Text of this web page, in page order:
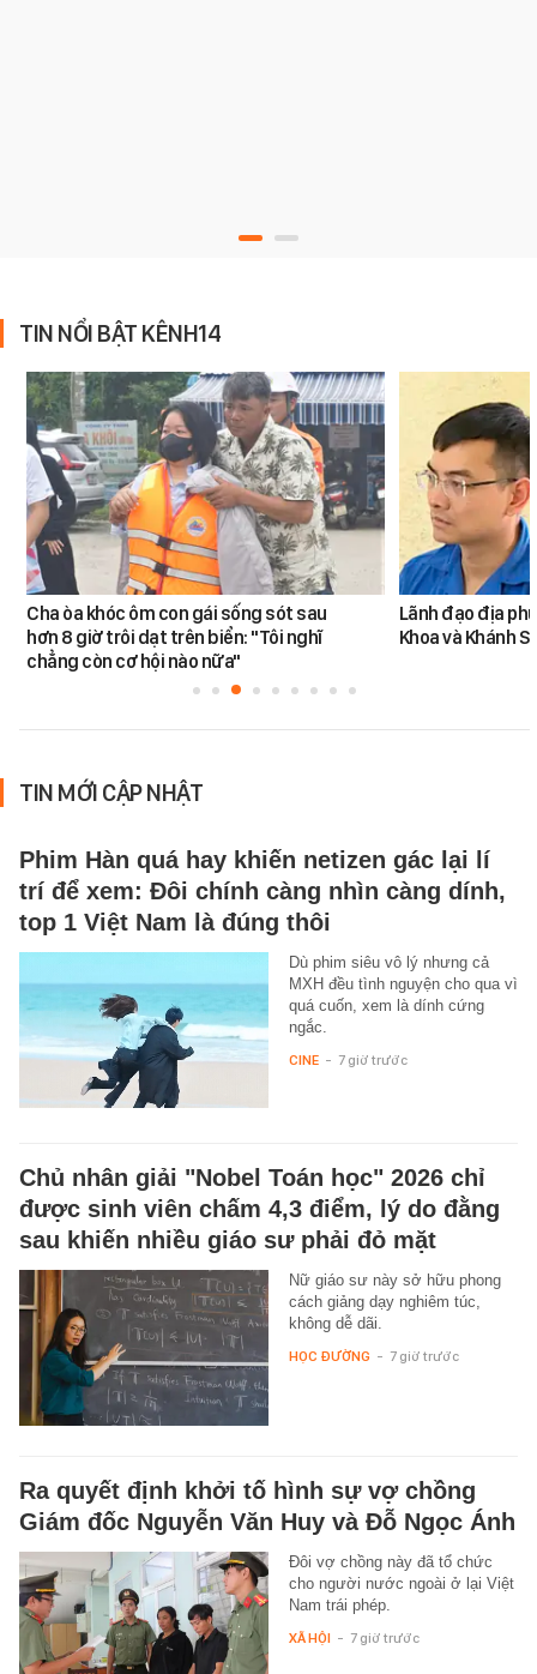
TIN NỔI BẬT KÊNH14
Cha òa khóc ôm con gái sống sót sau
hơn 8 giờ trôi dạt trên biển: "Tôi nghĩ
chẳng còn cơ hội nào nữa"
Lãnh đạo địa
Khoa và Khánh
TIN MỚI CẬP NHẬT
Phim Hàn quá hay khiến netizen gác lại lí
trí để xem: Đôi chính càng nhìn càng dính,
top 1 Việt Nam là đúng thôi
Dù phim siêu vô lý nhưng cả
MXH đều tình nguyện cho qua vì
quá cuốn, xem là dính cứng
ngắc.
CINE - 7 giờ trước
Chủ nhân giải "Nobel Toán học" 2026 chỉ
được sinh viên chấm 4,3 điểm, lý do đằng
sau khiến nhiều giáo sư phải đỏ mặt
Nữ giáo sư này sở hữu phong
cách giảng dạy nghiêm túc,
không dễ dãi.
HỌC ĐƯỜNG - 7 giờ trước
Ra quyết định khởi tố hình sự vợ chồng
Giám đốc Nguyễn Văn Huy và Đỗ Ngọc Ánh
Đôi vợ chồng này đã tổ chức
cho người nước ngoài ở lại Việt
Nam trái phép.
XÃ HỘI - 7 giờ trước